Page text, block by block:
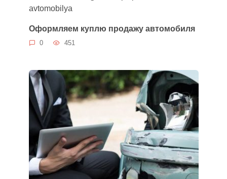
Оформляем куплю продажу автомобиля
0 451